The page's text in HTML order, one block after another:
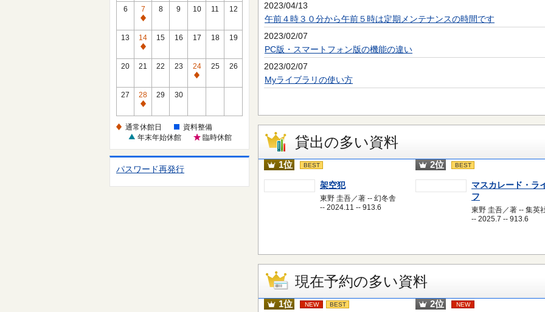
6
7
通
常
休
館
8 9 10 11 12
13
14
通
常
館
日
15 16 17 18 19
20 21 22 23
24
通
館
日
25 26
27
28
通
休
日
29 30
通常休館日
資料整備
年末年始休館
臨時休館
パスワード再発行
2023/04/13
午前４時３０分から午前５時は定期メンテナンスの時間です
2023/02/07
PC版・スマートフォン版の機能の違い
2023/02/07
Myライブラリの使い方
貸出の多い資料
1位 BEST
架空犯
東野 圭吾／著 -- 幻冬舎
-- 2024.11 -- 913.6
2位 BEST
マスカレード・ラ
フ
東野 圭吾／著 -- 集英
-- 2025.7 -- 913.6
現在予約の多い資料
1位 NEW BEST 2位 NEW